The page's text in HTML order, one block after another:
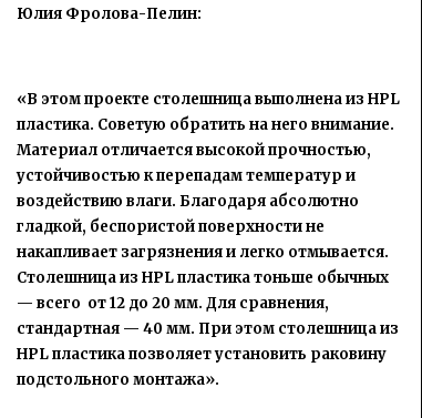
Юлия Фролова-Пелин:
«В этом проекте столешница выполнена из HPL
пластика. Советую обратить на него внимание.
Материал отличается высокой прочностью,
устойчивостью к перепадам температур и
воздействию влаги. Благодаря абсолютно
гладкой, беспористой поверхности не
накапливает загрязнения и легко отмывается.
Столешница из HPL пластика тоньше обычных
— всего от12 до 20 мм. Для сравнения,
стандартная — 40 мм. При этом столешница из
HPL пластикапозволяет установить раковину
подстольного монтажа».